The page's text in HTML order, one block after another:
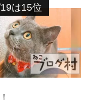
は15位